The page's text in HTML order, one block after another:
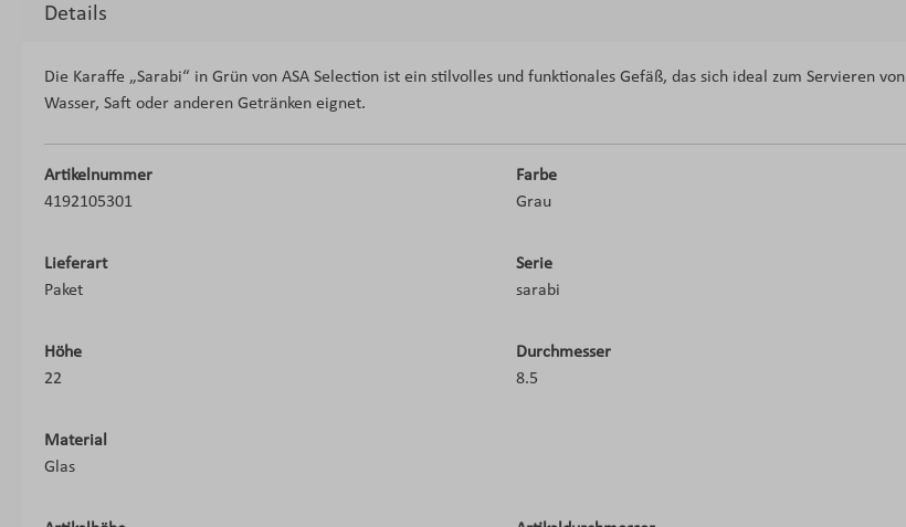
Details
Die Karaffe „Sarabi“ in Grün von ASA Selection ist ein stilvolles und funktionales Gefäß, das sich ideal zum Servieren von
Wasser, Saft oder anderen Getränken eignet.
Artikelnummer
4192105301
Farbe
Grau
Lieferart
Paket
Serie
sarabi
Höhe
22
Durchmesser
8.5
Material
Glas